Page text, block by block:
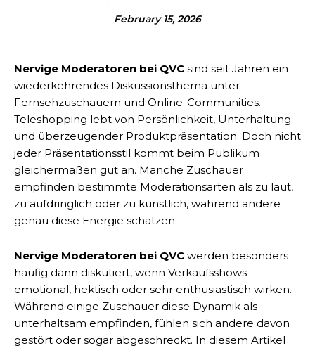
February 15, 2026
Nervige Moderatoren bei QVC sind seit Jahren ein
wiederkehrendes Diskussionsthema unter
Fernsehzuschauern und Online-Communities.
Teleshopping lebt von Persönlichkeit, Unterhaltung
und überzeugender Produktpräsentation. Doch nicht
jeder Präsentationsstil kommt beim Publikum
gleichermaßen gut an. Manche Zuschauer
empfinden bestimmte Moderationsarten als zu laut,
zu aufdringlich oder zu künstlich, während andere
genau diese Energie schätzen.
Nervige Moderatoren bei QVC werden besonders
häufig dann diskutiert, wenn Verkaufsshows
emotional, hektisch oder sehr enthusiastisch wirken.
Während einige Zuschauer diese Dynamik als
unterhaltsam empfinden, fühlen sich andere davon
gestört oder sogar abgeschreckt. In diesem Artikel